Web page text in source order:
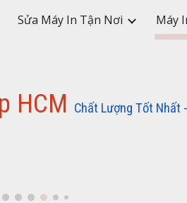
Skip to
Sửa Máy In Tận Nơi Máy
HCM Chất Lượng Tốt Nhất